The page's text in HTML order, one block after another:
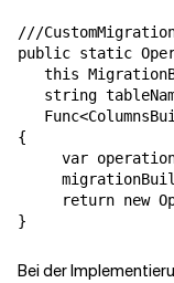
///
public static
this
string
{
var
return new
}
Bei der